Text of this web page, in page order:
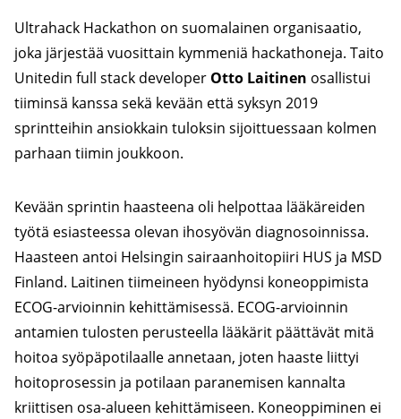
Ultrahack Hackathon on suomalainen organisaatio,
joka järjestää vuosittain kymmeniä hackathoneja. Taito
Unitedin full stack developer Otto Laitinen osallistui
tiiminsä kanssa sekä kevään että syksyn 2019
sprintteihin ansiokkain tuloksin sijoittuessaan kolmen
parhaan tiimin joukkoon.
Kevään sprintin haasteena oli helpottaa lääkäreiden
työtä esiasteessa olevan ihosyövän diagnosoinnissa.
Haasteen antoi Helsingin sairaanhoitopiiri HUS ja MSD
Finland. Laitinen tiimeineen hyödynsi koneoppimista
ECOG-arvioinnin kehittämisessä. ECOG-arvioinnin
antamien tulosten perusteella lääkärit päättävät mitä
hoitoa syöpäpotilaalle annetaan, joten haaste liittyi
hoitoprosessin ja potilaan paranemisen kannalta
kriittisen osa-alueen kehittämiseen. Koneoppiminen ei